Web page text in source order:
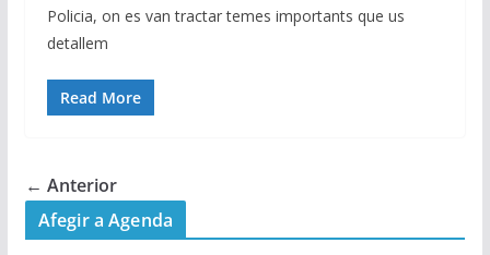
Policia, on es van tractar temes importants que us
detallem
Read More
← Anterior
Afegir a Agenda